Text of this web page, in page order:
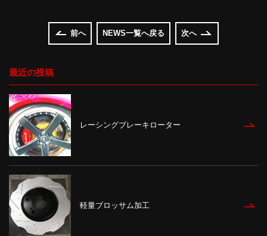
前へ NEWS一覧へ戻る 次へ
最近の投稿
レーシングブレーキローター
軽量ブロッサム加工